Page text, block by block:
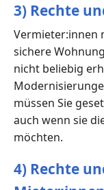
3) Rechte
Vermieter:innen
sichere
nicht beliebig
müssen Sie
auch wenn sie
möchten.
4) Rechte